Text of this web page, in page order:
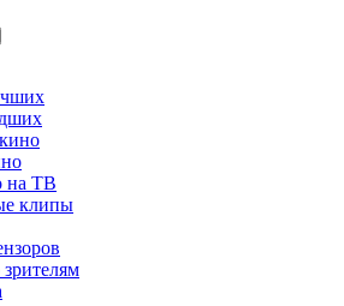
на ТВ
клипы